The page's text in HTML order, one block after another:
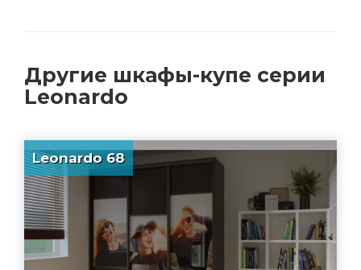
Другие шкафы-купе серии
Leonardo
Leonardo 68